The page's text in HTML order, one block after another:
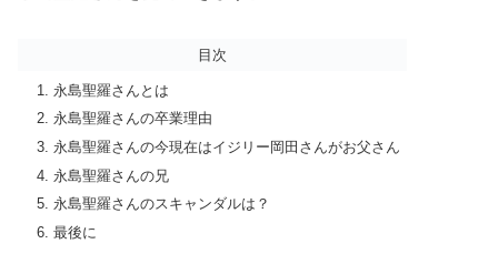
目次
永島聖羅さんとは
永島聖羅さんの卒業理由
永島聖羅さんの今現在はイジリー岡田さんがお父さん
永島聖羅さんの兄
永島聖羅さんのスキャンダルは？
最後に